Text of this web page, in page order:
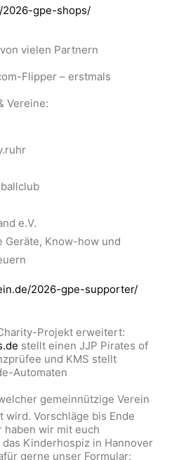
gpe-shops/
vielen Partnern
Flipper – erstmals
Vereine:
e.V.
Geräte, Know-how und
2026-gpe-supporter/
Projekt erweitert:
stellt einen JJP Pirates of
und KMS stellt
Automaten
gemeinnützige Verein
Vorschläge bis Ende
haben wir mit euch
Kinderhospiz in Hannover
gerne unser Formular: